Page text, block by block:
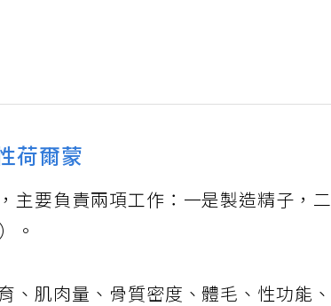
荷爾蒙
主要負責兩項工作：一是製造精子，二
。